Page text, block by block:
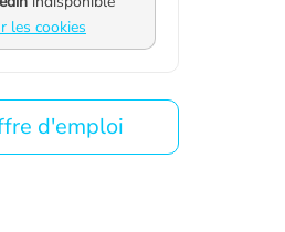
les cookies
d'emploi